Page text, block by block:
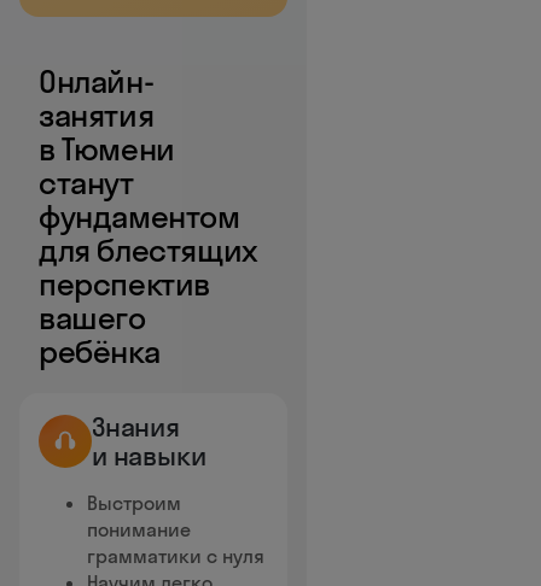
Онлайн-
занятия
в Тюмени
станут
фундаментом
для блестящих
перспектив
вашего
ребёнка
Знания
и навыки
Выстроим
понимание
грамматики с нуля